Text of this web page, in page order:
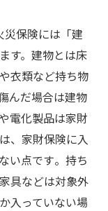
災保険には「建
す。建物とは床
衣類など持ち物
んだ場合は建物
電化製品は家財
、家財保険に入
い点です​。持ち
具などは対象外
入っていない場